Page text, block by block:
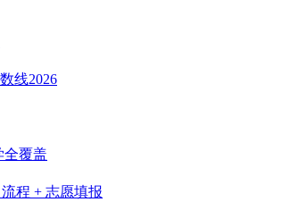
线2026
全覆盖
程 + 志愿填报